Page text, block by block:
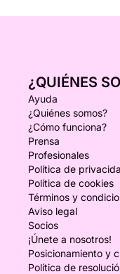
¿QUIÉNES
Ayuda
¿Quiénes somos?
¿Cómo funciona?
Prensa
Profesionales
Política de
Política de cookies
Términos y
Aviso legal
Socios
¡Únete a nosotros!
Posicionamiento y
Política de